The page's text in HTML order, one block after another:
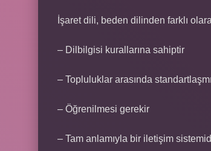
İşaret dili, beden dilinden farklı
– Dilbilgisi kurallarına sahiptir
– Topluluklar arasında
– Öğrenilmesi gerekir
– Tam anlamıyla bir iletişim